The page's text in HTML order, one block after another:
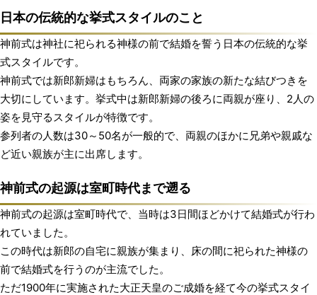
日本の伝統的な挙式スタイルのこと
神前式は神社に祀られる神様の前で結婚を誓う日本の伝統的な挙
式スタイルです。
神前式では新郎新婦はもちろん、両家の家族の新たな結びつきを
大切にしています。挙式中は新郎新婦の後ろに両親が座り、2人の
姿を見守るスタイルが特徴です。
参列者の人数は30～50名が一般的で、両親のほかに兄弟や親戚な
ど近い親族が主に出席します。
神前式の起源は室町時代まで遡る
神前式の起源は室町時代で、当時は3日間ほどかけて結婚式が行わ
れていました。
この時代は新郎の自宅に親族が集まり、床の間に祀られた神様の
前で結婚式を行うのが主流でした。
ただ1900年に実施された大正天皇のご成婚を経て今の挙式スタイ